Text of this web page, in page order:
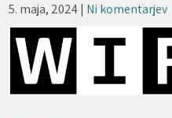
5. maja, 2024| Ni komentarjev